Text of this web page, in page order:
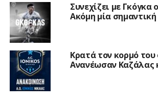
Συνεχίζει με Γκόγκα
Ακόμη μία
Κρατά τον κορμό του
Ανανέωσαν Καζάλας